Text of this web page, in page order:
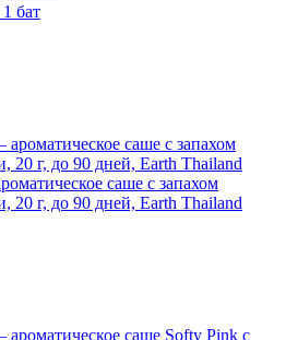
бат
саше с запахом
20 г, до 90 дней, Earth Thailand